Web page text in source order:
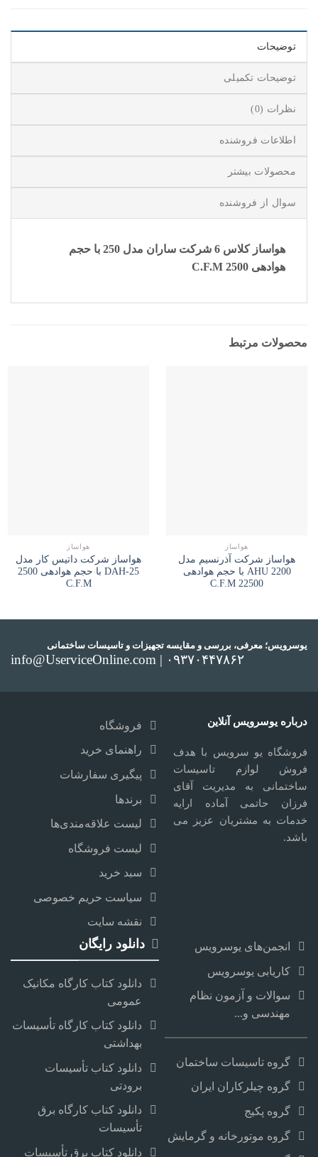
توضیحات
توضیحات تکمیلی
نظرات (0)
اطلاعات فروشنده
محصولات بیشتر
سوال از فروشنده
هواساز کلاس 6 شرکت ساران مدل 250 با حجم
هوادهی 2500 C.F.M
محصولات مرتبط
هواساز
هواساز شرکت آذرنسيم مدل
AHU 2200 با حجم هوادهی
22500 C.F.M
هواساز
هواساز شرکت داتیس کار مدل
DAH-25 با حجم هوادهی 2500
C.F.M
یوسرویس؛ معرفی، بررسی و مقایسه تجهیزات و تاسیسات ساختمانی
info@UserviceOnline.com | ۰۹۳۷۰۴۴۷۸۶۲
درباره یوسرویس آنلاین
فروشگاه یو سرویس با هدف
فروش لوازم تاسیسات
ساختمانی به مدیریت آقای
فرزان حاتمی آماده ارایه
خدمات به مشتریان عزیز می
باشد.
فروشگاه
راهنمای خرید
پیگیری سفارشات
برندها
لیست علاقه‌مندی‌ها
لیست فروشگاه
سبد خرید
سیاست حریم خصوصی
نقشه سایت
انجمن‌های یوسرویس
کاریابی یوسرویس
سوالات و آزمون نظام
مهندسی و...
گروه تاسیسات ساختمان
گروه چیلرکاران ایران
گروه پکیج
گروه موتورخانه و گرمایش
دانلود رایگان
دانلود کتاب کارگاه مکانیک
عمومی
دانلود کتاب کارگاه تأسیسات
بهداشتی
دانلود کتاب تأسیسات
برودتی
دانلود کتاب کارگاه برق
تأسیسات
دانلود کتاب برق تأسیسات